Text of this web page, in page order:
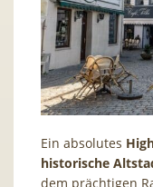
Ein absolutes
historische
dem prächtigen